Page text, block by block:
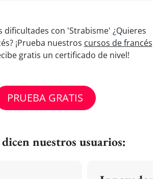
dificultades con 'Strabisme' ¿Quieres
¡Prueba nuestros cursos de francés
gratis un certificado de nivel!
PRUEBA GRATIS
nuestros usuarios: